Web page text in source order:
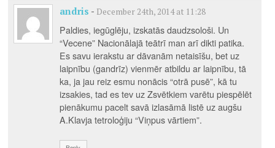
andris - December 24th, 2014 at 11:28
Paldies, iegūglēju, izskatās daudzsološi. Un
“Vecene” Nacionālajā teātrī man arī dikti patika.
Es savu ierakstu ar dāvanām netaisīšu, bet uz
laipnību (gandrīz) vienmēr atbildu ar laipnību, tā
ka, ja jau reiz esmu nonācis “otrā pusē”, kā tu
izsakies, tad es tev uz Zsvētkiem varētu piespēlēt
pienākumu pacelt savā izlasāmā listē uz augšu
A.Klavja tetroloģiju “Viņpus vārtiem”.